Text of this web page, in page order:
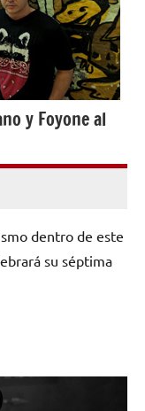
y Foyone al
dentro de este
su séptima